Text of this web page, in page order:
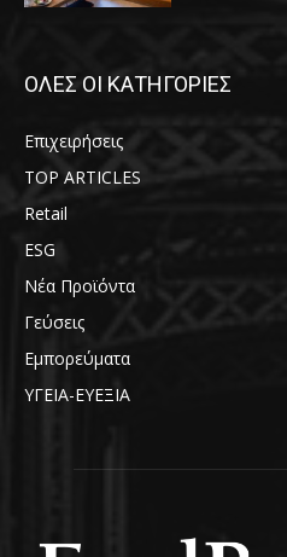
ΟΛΕΣ ΟΙ ΚΑΤΗΓΟΡΙΕΣ
Επιχειρήσεις
TOP ARTICLES
Retail
ESG
Νέα Προϊόντα
Γεύσεις
Εμπορεύματα
ΥΓΕΙΑ-ΕΥΕΞΙΑ